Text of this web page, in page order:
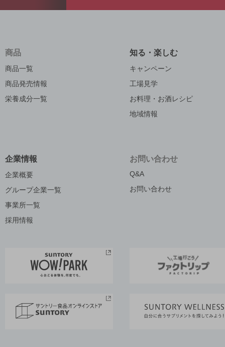
商品
商品一覧
商品発売情報
栄養成分一覧
知る・楽しむ
キャンペーン
工場見学
お料理・お酒レシピ
地域情報
企業情報
企業概要
グループ企業一覧
事業所一覧
採用情報
お問い合わせ
Q&A
お問い合わせ